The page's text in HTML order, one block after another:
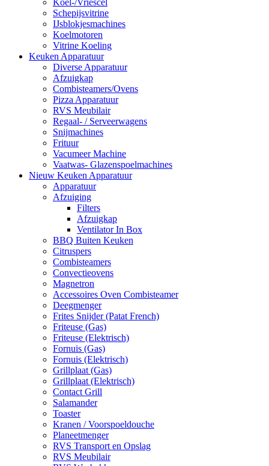
Schepijsvitrine
IJsblokjesmachines
Koelmotoren
Vitrine Koeling
Keuken Apparatuur
Diverse Apparatuur
Afzuigkap
Combisteamers/Ovens
Pizza Apparatuur
RVS Meubilair
Regaal- / Serveerwagens
Snijmachines
Frituur
Vacumeer Machine
Vaatwas- Glazenspoelmachines
Nieuw Keuken Apparatuur
Apparatuur
Afzuiging
Filters
Afzuigkap
Ventilator In Box
BBQ Buiten Keuken
Citruspers
Combisteamers
Convectieovens
Magnetron
Accessoires Oven Combisteamer
Deegmenger
Frites Snijder (Patat French)
Friteuse (Gas)
Friteuse (Elektrisch)
Fornuis (Gas)
Fornuis (Elektrisch)
Grillplaat (Gas)
Grillplaat (Elektrisch)
Contact Grill
Salamander
Toaster
Kranen / Voorspoeldouche
Planeetmenger
RVS Transport en Opslag
RVS Meubilair